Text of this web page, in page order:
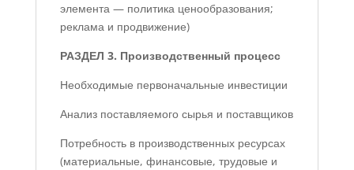
элемента — политика ценообразования;
реклама и продвижение)
РАЗДЕЛ 3. Производственный процесс
Необходимые первоначальные инвестиции
Анализ поставляемого сырья и поставщиков
Потребность в производственных ресурсах
(материальные, финансовые, трудовые и